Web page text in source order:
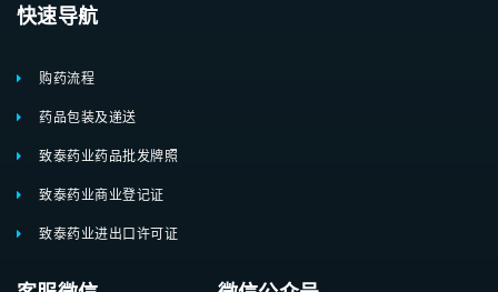
快速导航
购药流程
药品包装及递送
致泰药业药品批发牌照
致泰药业商业登记证
致泰药业进出口许可证